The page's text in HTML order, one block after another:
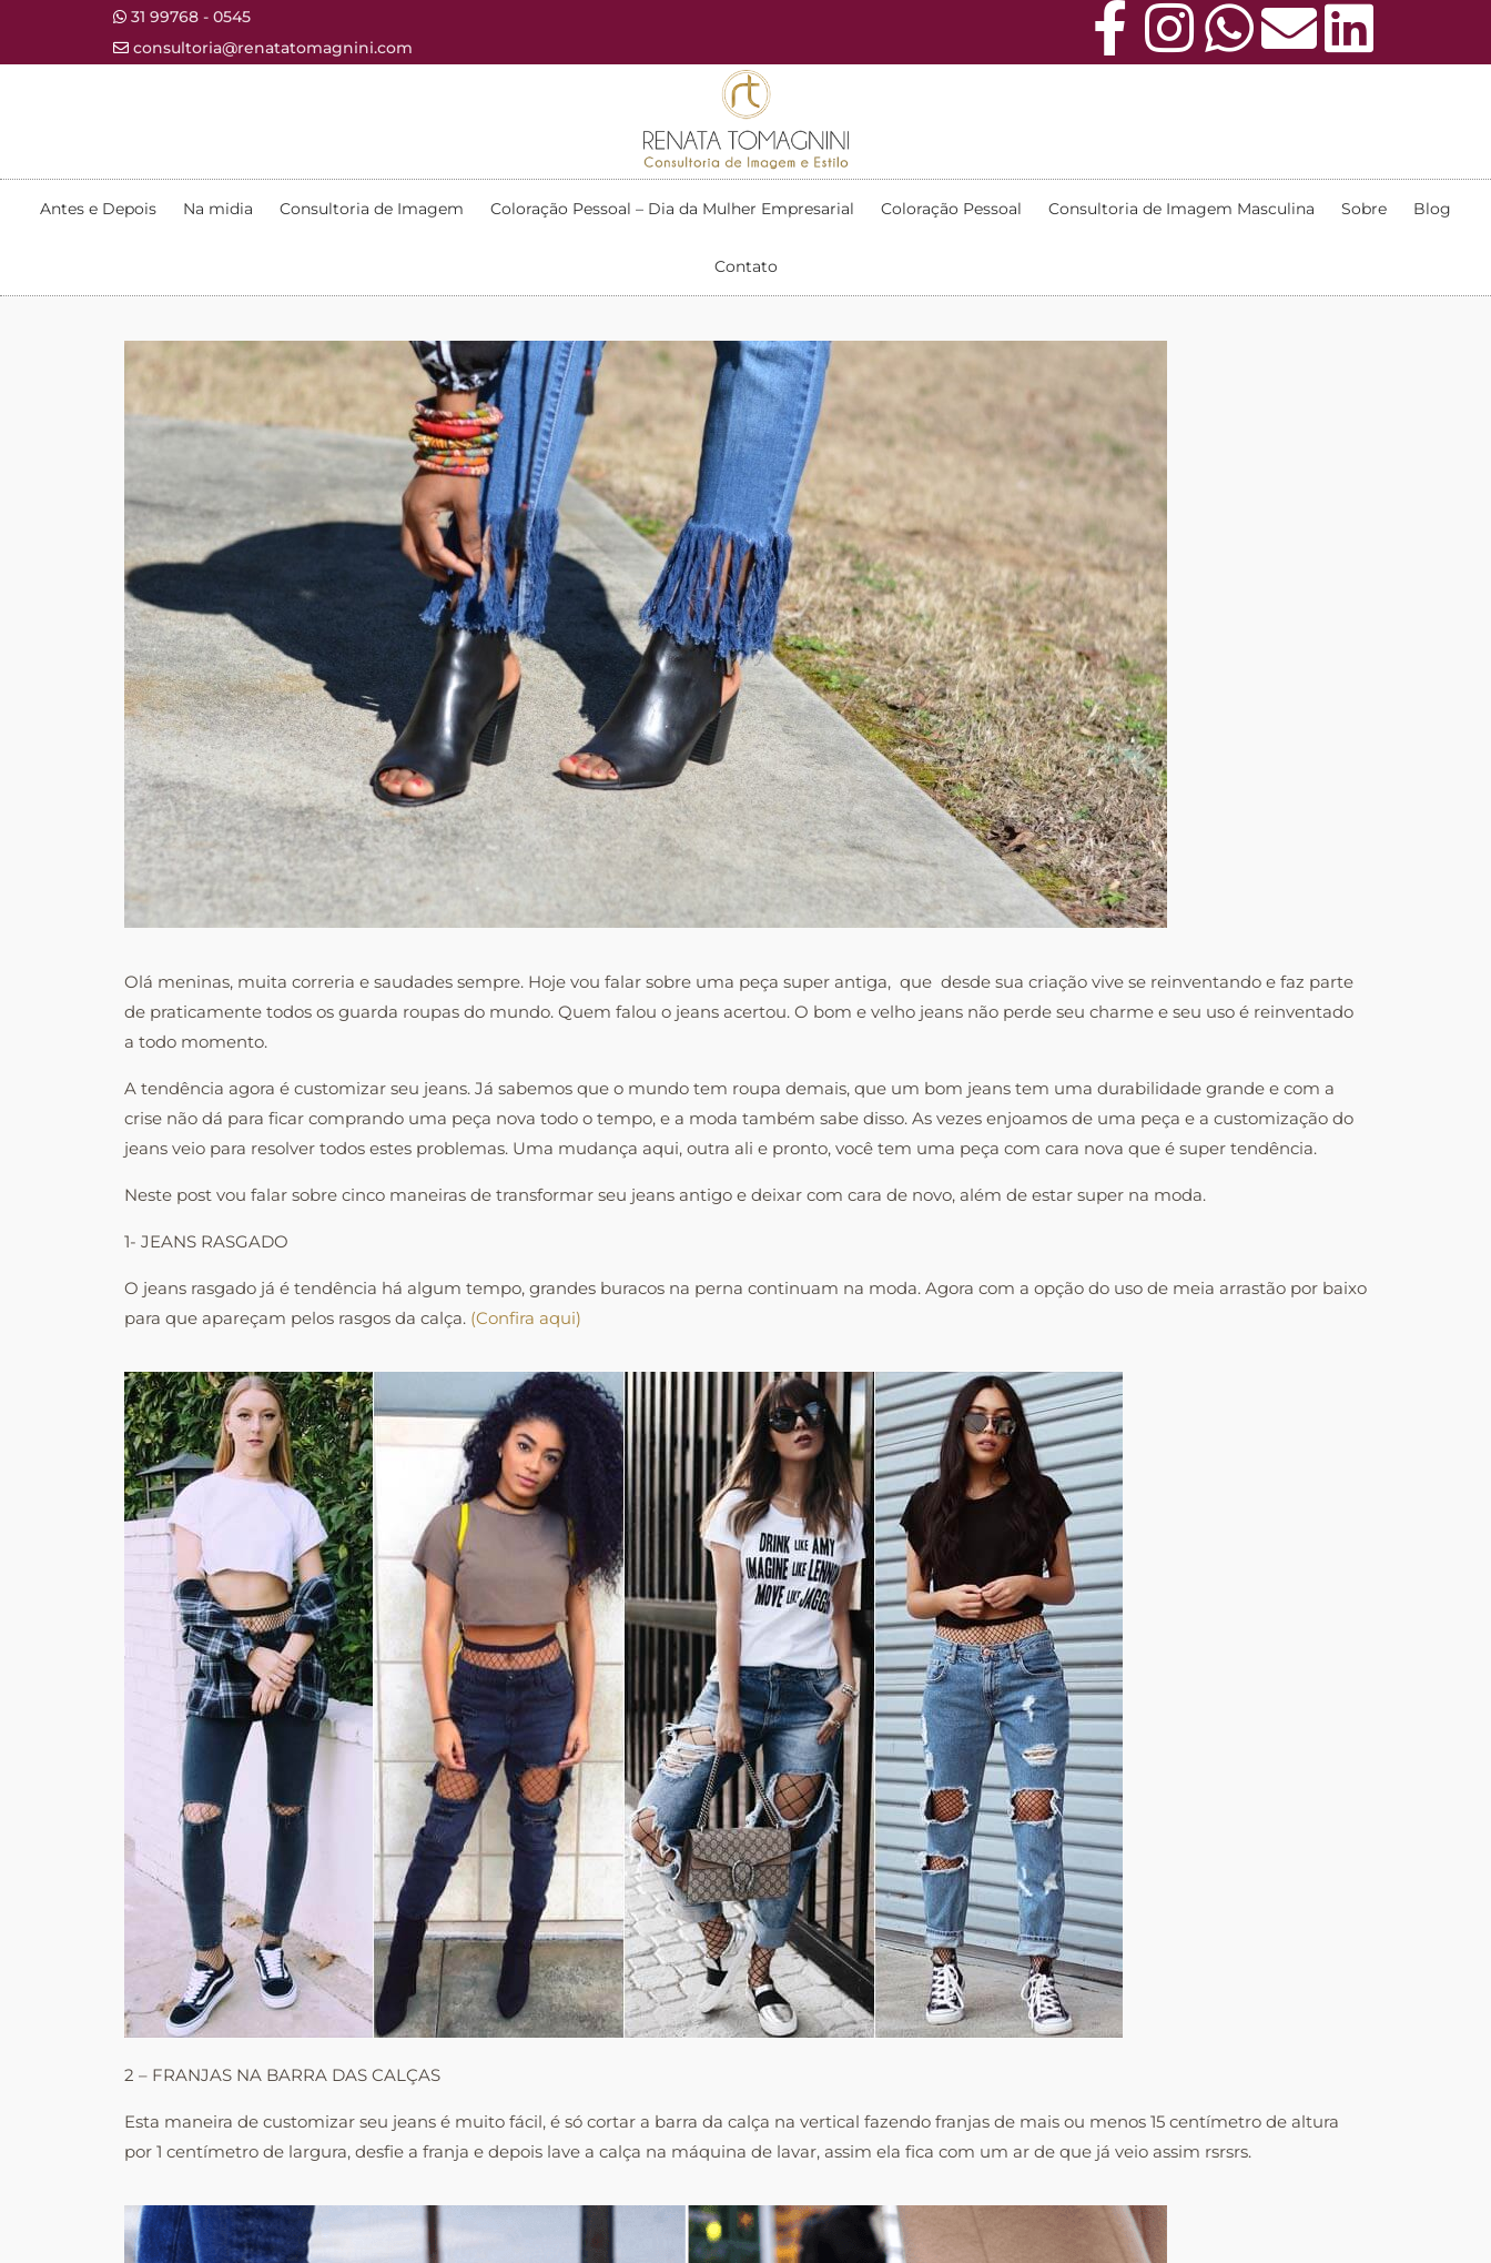
31 99768 - 0545
consultoria@renatatomagnini.com
Antes e Depois Na midia Consultoria de Imagem Coloração Pessoal – Dia da Mulher Empresarial Coloração Pessoal Consultoria de Imagem Masculina Sobre Blog
Contato
Olá meninas, muita correria e saudades sempre. Hoje vou falar sobre uma peça super antiga, que desde sua criação vive se reinventando e faz parte
de praticamente todos os guarda roupas do mundo. Quem falou o jeans acertou. O bom e velho jeans não perde seu charme e seu uso é reinventado
a todo momento.
A tendência agora é customizar seu jeans. Já sabemos que o mundo tem roupa demais, que um bom jeans tem uma durabilidade grande e com a
crise não dá para ficar comprando uma peça nova todo o tempo, e a moda também sabe disso. As vezes enjoamos de uma peça e a customização do
jeans veio para resolver todos estes problemas. Uma mudança aqui, outra ali e pronto, você tem uma peça com cara nova que é super tendência.
Neste post vou falar sobre cinco maneiras de transformar seu jeans antigo e deixar com cara de novo, além de estar super na moda.
1- JEANS RASGADO
O jeans rasgado já é tendência há algum tempo, grandes buracos na perna continuam na moda. Agora com a opção do uso de meia arrastão por baixo
para que apareçam pelos rasgos da calça. (Confira aqui)
2 – FRANJAS NA BARRA DAS CALÇAS
Esta maneira de customizar seu jeans é muito fácil, é só cortar a barra da calça na vertical fazendo franjas de mais ou menos 15 centímetro de altura
por 1 centímetro de largura, desfie a franja e depois lave a calça na máquina de lavar, assim ela fica com um ar de que já veio assim rsrsrs.